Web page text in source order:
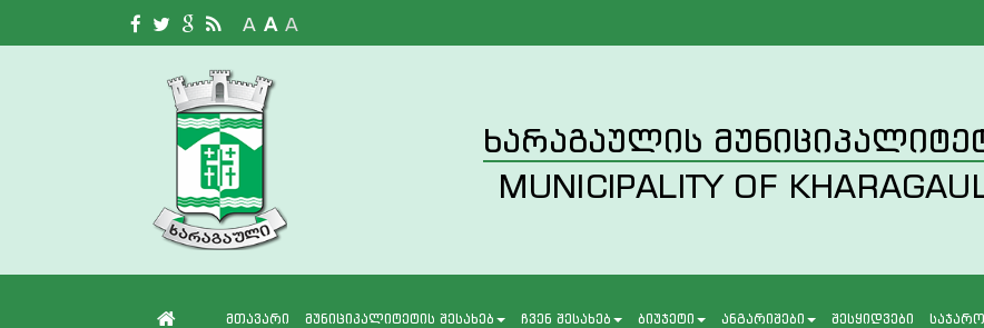
A A A
ხარაგაულის
MUNICIPALITY OF
მთავარი მუნიციპალიტეტის შესახებ ჩვენ შესახებ ბიუჯეტი ანგარიშები შესყიდვები